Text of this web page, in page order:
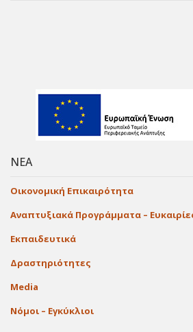
ΝΕΑ
Οικονομική Επικαιρότητα
Αναπτυξιακά Προγράμματα –
Εκπαιδευτικά
Δραστηριότητες
Media
Νόμοι – Εγκύκλιοι